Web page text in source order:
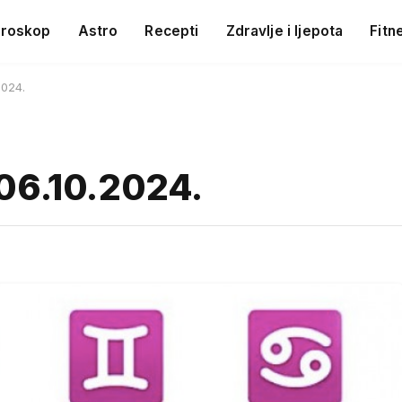
Astro Recepti Zdravlje i ljepota